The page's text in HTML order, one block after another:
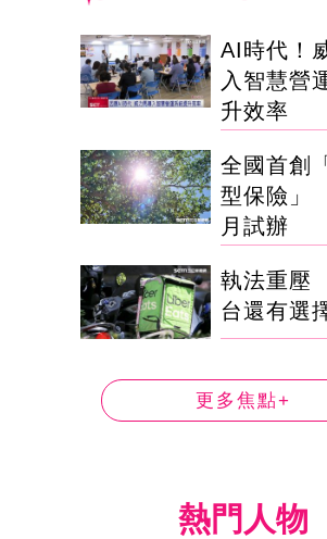
AI時代！
入智慧營
升效率
全國首創
型保險」
月試辦
執法重壓
台還有選
更多焦點+
熱門人物